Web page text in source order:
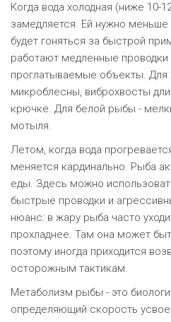
Когда вода холодная (ниже 10-
замедляется. Ей нужно меньше
будет гоняться за быстрой
работают медленные проводки
проглатываемые объекты. Для
микроблесны, виброхвосты
крючке. Для белой рыбы -
мотыля.
Летом, когда вода
меняется кардинально. Рыба
еды. Здесь можно
быстрые проводки и
нюанс: в жару рыба часто
прохладнее. Там она может
поэтому иногда приходится
осторожным тактикам.
Метаболизм рыбы - это
определяющий скорость